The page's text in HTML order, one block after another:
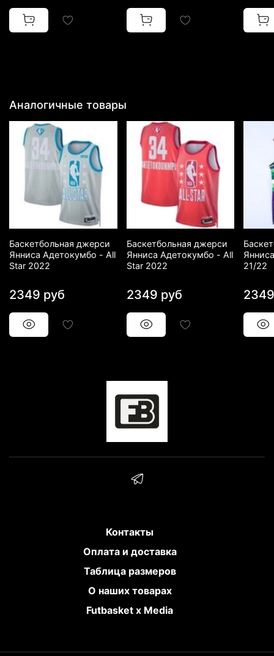
Аналогичные товары
Баскетбольная джерси
Янниса Адетокумбо - All
Star 2022
2349 руб
Баскетбольная джерси
Янниса Адетокумбо - All
Star 2022
2349 руб
21/22
Контакты
Оплата и доставка
Таблица размеров
О наших товарах
Futbasket x Media